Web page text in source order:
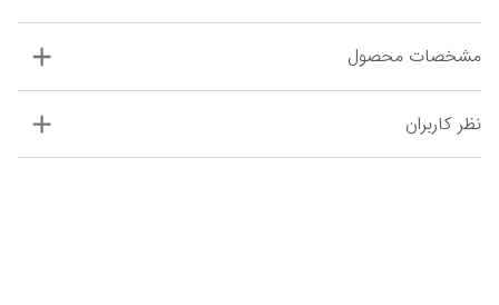
مشخصات محصول
نظر کاربران